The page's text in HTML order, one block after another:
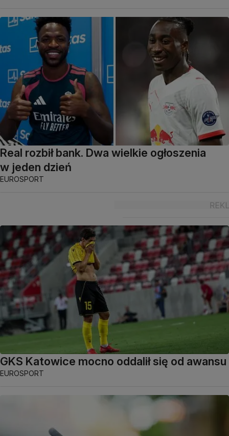
Real rozbił bank. Dwa wielkie ogłoszenia
w jeden dzień
EUROSPORT
GKS Katowice mocno oddalił się od awansu
EUROSPORT